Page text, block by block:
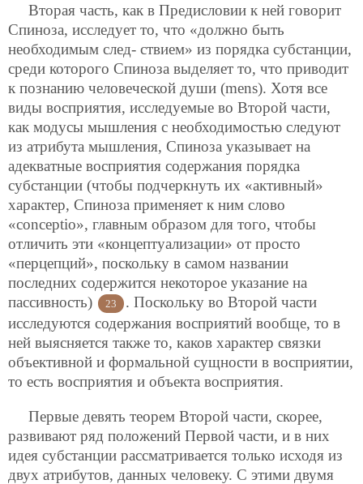
Вторая часть, как в Предисловии к ней говорит
Спиноза, исследует то, что «должно быть
необходимым след- ствием» из порядка субстанции,
среди которого Спиноза выделяет то, что приводит
к познанию человеческой души (mens). Хотя все
виды восприятия, исследуемые во Второй части,
как модусы мышления с необходимостью следуют
из атрибута мышления, Спиноза указывает на
адекватные восприятия содержания порядка
субстанции (чтобы подчеркнуть их «активный»
характер, Спиноза применяет к ним слово
«conceptio», главным образом для того, чтобы
отличить эти «концептуализации» от просто
«перцепций», поскольку в самом названии
последних содержится некоторое указание на
пассивность)
23
. Поскольку во Второй части
исследуются содержания восприятий вообще, то в
ней выясняется также то, каков характер связки
объективной и формальной сущности в восприятии,
то есть восприятия и объекта восприятия.
Первые девять теорем Второй части, скорее,
развивают ряд положений Первой части, и в них
идея субстанции рассматривается только исходя из
двух атрибутов, данных человеку. С этими двумя